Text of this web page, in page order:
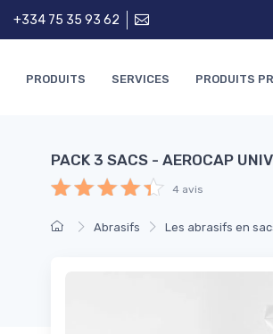
+334 75 35 93 62
PRODUITS SERVICES PRODUITS
Abrasifs Les abrasifs en
PACK 3 SACS - AEROCAP
4 avis